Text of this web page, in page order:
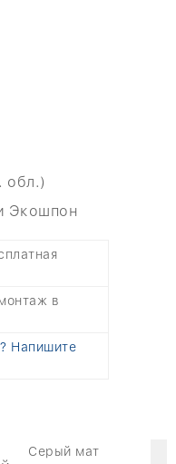
обл.)
Экошпон
в
Напишите
Серый мат